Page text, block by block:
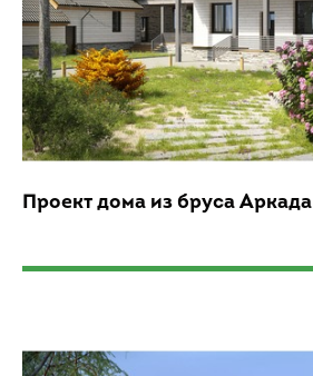
Проект дома из бруса Аркада